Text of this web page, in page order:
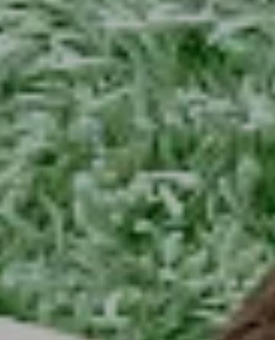
Частые вопросы
Заполнить анкету
Суррогатным мамам
О программе
Оплата
Частые вопросы
Заполнить анкету
Об агентстве
Преимущества
Статьи